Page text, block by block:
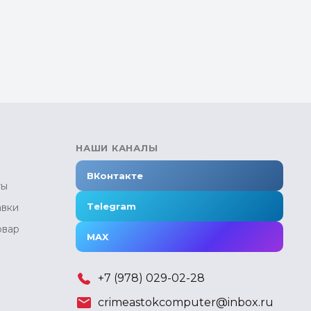
НАШИ КАНАЛЫ
ВКонтакте
Telegram
MAX
+7 (978) 029-02-28
crimeastokcomputer@inbox.ru